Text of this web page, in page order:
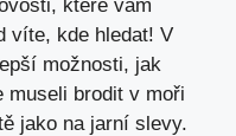
které vám
víte, kde hledat! V
možnosti, jak
museli brodit v moři
jako na jarní slevy.